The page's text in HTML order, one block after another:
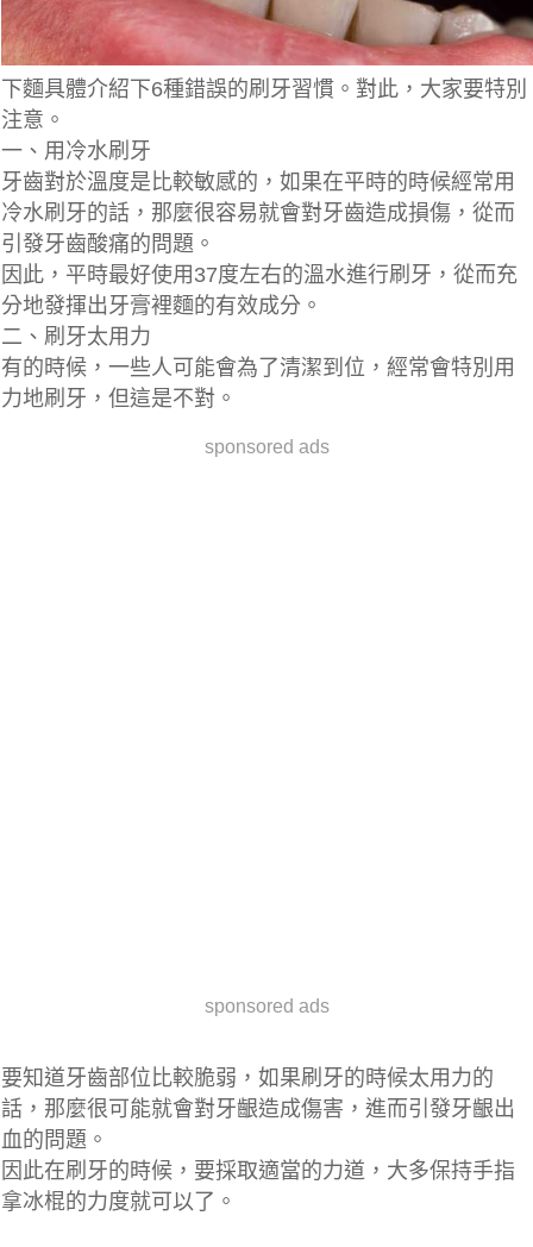
下麵具體介紹下6種錯誤的刷牙習慣。對此，大家要特別
注意。
一、用冷水刷牙
牙齒對於溫度是比較敏感的，如果在平時的時候經常用
冷水刷牙的話，那麼很容易就會對牙齒造成損傷，從而
引發牙齒酸痛的問題。
因此，平時最好使用37度左右的溫水進行刷牙 ，從而充
分地發揮出牙膏裡麵的有效成分。
二、刷牙太用力
有的時候，一些人可能會為了清潔到位，經常會特別用
力地刷牙，但這是不對。
sponsored ads
sponsored ads
要知道牙齒部位比較脆弱，如果刷牙的時候太用力的
話，那麼很可能就會對牙齦造成傷害 ，進而引發牙齦出
血的問題。
因此在刷牙的時候，要採取適當的力道 ，大多保持手指
拿冰棍的力度就可以了。